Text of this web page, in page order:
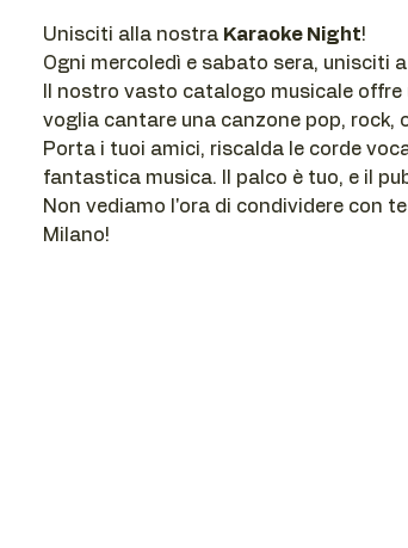
Unisciti alla nostra Karaoke Night!
Ogni mercoledì e sabato sera, unisciti
Il nostro vasto catalogo musicale
voglia cantare una canzone pop, rock,
Porta i tuoi amici, riscalda le corde
fantastica musica. Il palco è tuo, e il
Non vediamo l'ora di condividere con
Milano!